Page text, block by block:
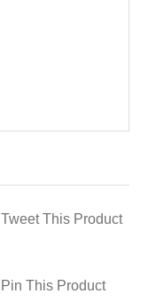
Tweet This Product
Pin This Product